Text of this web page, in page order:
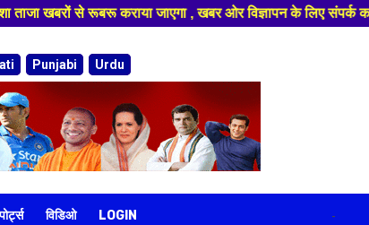
के लिए संपर्क करे 9974940324 8955950335 ,हमारे यूट्यूब
Punjabi Urdu
विडिओ LOGIN -